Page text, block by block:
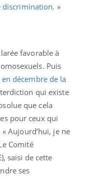
discrimination. »
favorable à
Puis
en décembre de la
qui existe
que cela
pour ceux qui
Aujourd’hui, je ne
Comité
saisi de cette
ses